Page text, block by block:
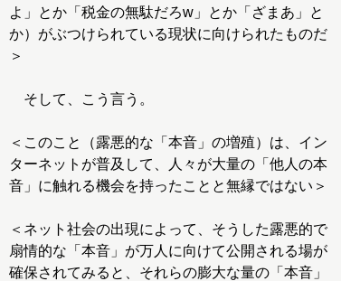
よ」とか「税金の無駄だろw」とか「ざまあ」と
か）がぶつけられている現状に向けられたものだ
＞
そして、こう言う。
＜このこと（露悪的な「本音」の増殖）は、イン
ターネットが普及して、人々が大量の「他人の本
音」に触れる機会を持ったことと無縁ではない＞
＜ネット社会の出現によって、そうした露悪的で
扇情的な「本音」が万人に向けて公開される場が
確保されてみると、それらの膨大な量の「本音」